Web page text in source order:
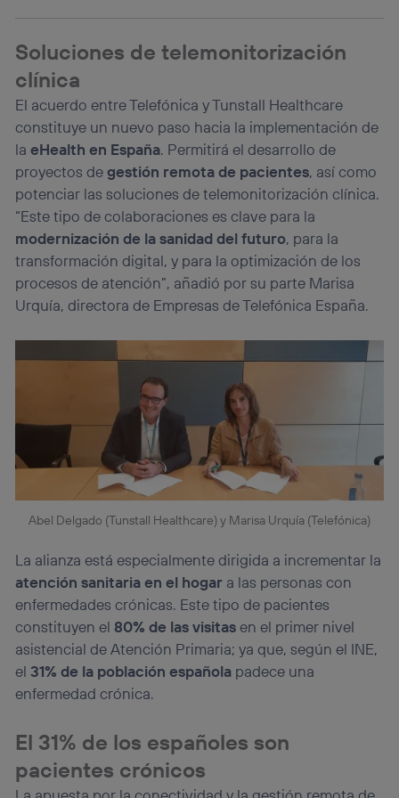
Soluciones de telemonitorización
clínica
El acuerdo entre Telefónica y Tunstall Healthcare
constituye un nuevo paso hacia la implementación de
laeHealth en España. Permitirá el desarrollo de
proyectos degestión remota de pacientes, así como
potenciar las soluciones de telemonitorización clínica.
“Este tipo de colaboraciones es clave para la
modernización de la sanidad del futuro, para la
transformación digital, y para la optimización de los
procesos de atención”, añadió por su parte Marisa
Urquía, directora de Empresas de Telefónica España.
Abel Delgado (Tunstall Healthcare) y Marisa Urquía (Telefónica)
La alianza está especialmente dirigida a incrementar la
atención sanitaria en el hogar a las personas con
enfermedades crónicas. Este tipo de pacientes
constituyen el 80% de las visitasen el primer nivel
asistencial de Atención Primaria; ya que, según el INE,
el31% de la población española padece una
enfermedad crónica.
El 31% de los españoles son
pacientes crónicos
Si utilizas unaconexión de banda ancha(p. ej., Wi-Fi),
actividades de navegación de los miembros del hogar
Si utilizas
personalizado, ya que se basará únicamente en la
navegación del usuario del móvil.
Puedes gestionar los consentimientos Utiq seleccionando
“Administrar Utiq” en la parte inferior de esta página web o
visitando el
portal de privacidad de Utiq
(“consenthub”). Para más información, consulta
la política de privacidad de Utiq .